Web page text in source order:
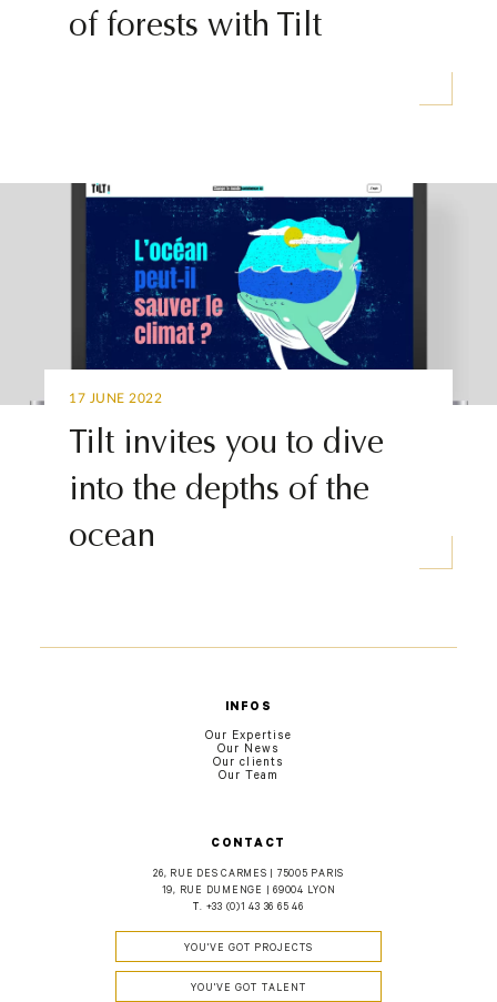
of forests with Tilt
17 JUNE 2022
Tilt invites you to dive
into the depths of the
ocean
CONTACT
26, RUE DES CARMES | 75005 PARIS
19, RUE DUMENGE | 69004 LYON
T. +33 (0)1 43 36 65 46
YOU'VE GOT PROJECTS
YOU'VE GOT TALENT
INFOS
Our Expertise
Our News
Our clients
Our Team